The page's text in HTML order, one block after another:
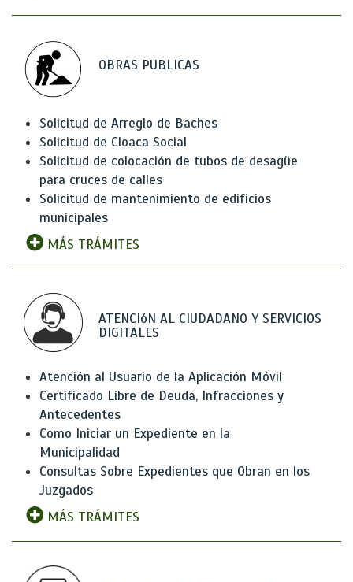
OBRAS PUBLICAS
Solicitud de Arreglo de Baches
Solicitud de Cloaca Social
Solicitud de colocación de tubos de desagüe
para cruces de calles
Solicitud de mantenimiento de edificios
municipales
MÁS TRÁMITES
ATENCIóN AL CIUDADANO Y SERVICIOS
DIGITALES
Atención al Usuario de la Aplicación Móvil
Certificado Libre de Deuda, Infracciones y
Antecedentes
Como Iniciar un Expediente en la
Municipalidad
Consultas Sobre Expedientes que Obran en los
Juzgados
MÁS TRÁMITES